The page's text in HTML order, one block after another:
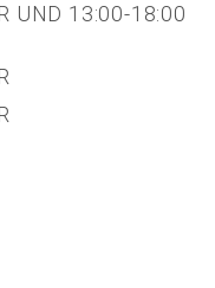
UND 13:00-18:00